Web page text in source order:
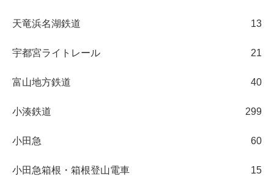
天竜浜名湖鉄道 13
宇都宮ライトレール 21
富山地方鉄道 40
小湊鉄道 299
小田急 60
小田急箱根・箱根登山電車 15